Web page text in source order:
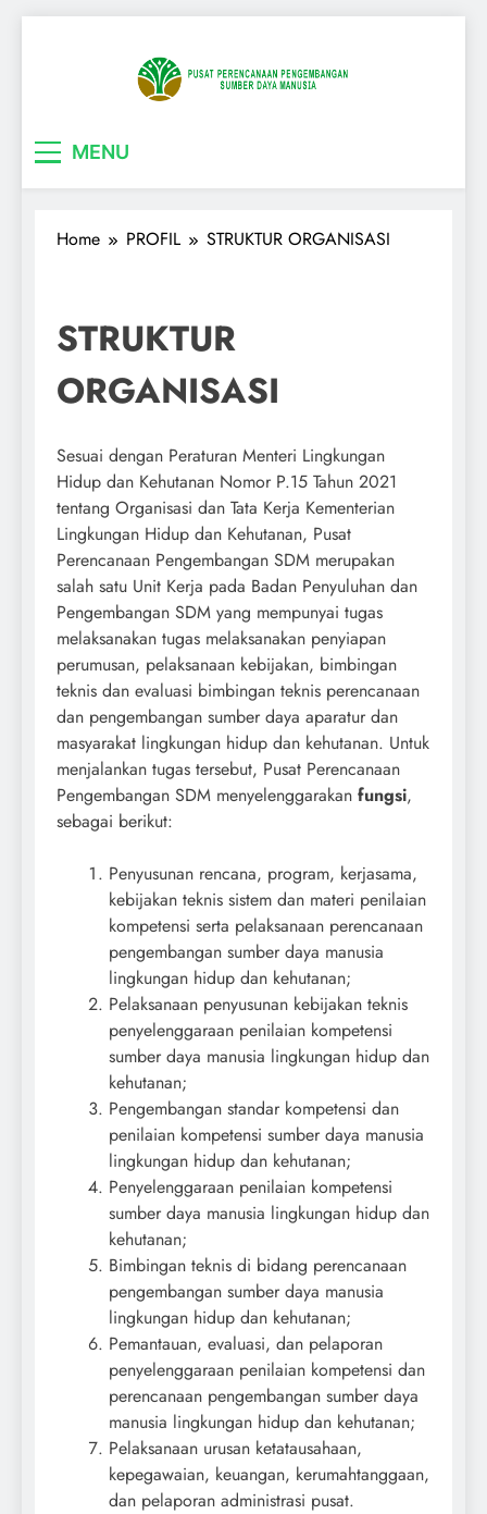
MENU
Home PROFIL STRUKTUR ORGANISASI
STRUKTUR
ORGANISASI
Sesuai dengan Peraturan Menteri Lingkungan
Hidup dan Kehutanan Nomor P.15 Tahun 2021
tentang Organisasi dan Tata Kerja Kementerian
Lingkungan Hidup dan Kehutanan, Pusat
Perencanaan Pengembangan SDM merupakan
salah satu Unit Kerja pada Badan Penyuluhan dan
Pengembangan SDM yang mempunyai tugas
melaksanakan tugas melaksanakan penyiapan
perumusan, pelaksanaan kebijakan, bimbingan
teknis dan evaluasi bimbingan teknis perencanaan
dan pengembangan sumber daya aparatur dan
masyarakat lingkungan hidup dan kehutanan. Untuk
menjalankan tugas tersebut, Pusat Perencanaan
Pengembangan SDM menyelenggarakan fungsi,
sebagai berikut:
Penyusunan rencana, program, kerjasama,
kebijakan teknis sistem dan materi penilaian
kompetensi serta pelaksanaan perencanaan
pengembangan sumber daya manusia
lingkungan hidup dan kehutanan;
Pelaksanaan penyusunan kebijakan teknis
penyelenggaraan penilaian kompetensi
sumber daya manusia lingkungan hidup dan
kehutanan;
Pengembangan standar kompetensi dan
penilaian kompetensi sumber daya manusia
lingkungan hidup dan kehutanan;
Penyelenggaraan penilaian kompetensi
sumber daya manusia lingkungan hidup dan
kehutanan;
Bimbingan teknis di bidang perencanaan
pengembangan sumber daya manusia
lingkungan hidup dan kehutanan;
Pemantauan, evaluasi, dan pelaporan
penyelenggaraan penilaian kompetensi dan
perencanaan pengembangan sumber daya
manusia lingkungan hidup dan kehutanan;
Pelaksanaan urusan ketatausahaan,
kepegawaian, keuangan, kerumahtanggaan,
dan pelaporan administrasi pusat.